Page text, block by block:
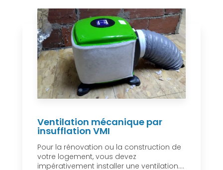
Ventilation mécanique par
insufflation VMI
Pour la rénovation ou la construction de
votre logement, vous devez
impérativement installer une ventilation....